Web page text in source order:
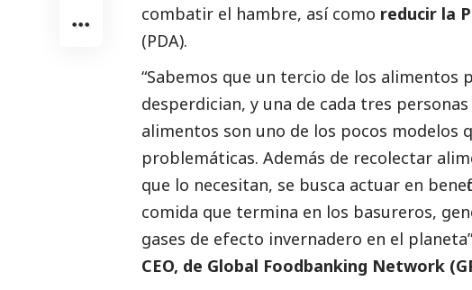
combatir el hambre, así como reducir la
(PDA).
“Sabemos que un tercio de los alimentos
desperdician, y una de cada tres
alimentos son uno de los pocos modelos
problemáticas. Además de recolectar
que lo necesitan, se busca actuar en
comida que termina en los basureros,
gases de efecto invernadero en el
CEO, de Global Foodbanking Network